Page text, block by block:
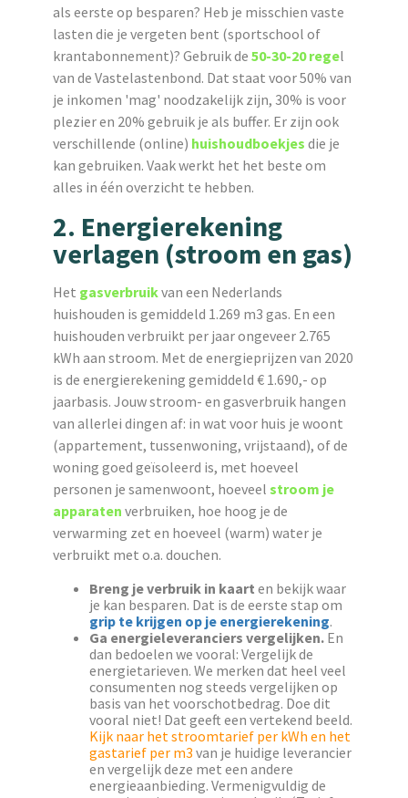
als eerste op besparen? Heb je misschien vaste
lasten die je vergeten bent (sportschool of
krantabonnement)? Gebruik de 50-30-20 regel
van de Vastelastenbond. Dat staat voor 50% van
je inkomen 'mag' noodzakelijk zijn, 30% is voor
plezier en 20% gebruik je als buffer. Er zijn ook
verschillende (online) huishoudboekjes die je
kan gebruiken. Vaak werkt het het beste om
alles in één overzicht te hebben.
2. Energierekening
verlagen (stroom en gas)
Het gasverbruikvan een Nederlands
huishouden is gemiddeld 1.269 m3 gas. En een
huishouden verbruikt per jaar ongeveer 2.765
kWh aan stroom. Met de energieprijzen van 2020
is de energierekening gemiddeld € 1.690,- op
jaarbasis. Jouw stroom- en gasverbruik hangen
van allerlei dingen af: in wat voor huis je woont
(appartement, tussenwoning, vrijstaand), of de
woning goed geïsoleerd is, met hoeveel
personen je samenwoont, hoeveel stroom je
apparaten verbruiken, hoe hoog je de
verwarming zet en hoeveel (warm) water je
verbruikt met o.a. douchen.
Breng je verbruik in kaart en bekijk waar
je kan besparen. Dat is de eerste stap om
grip te krijgen op je energierekening.
Ga energieleveranciers vergelijken.En
dan bedoelen we vooral: Vergelijk de
energietarieven. We merken dat heel veel
consumenten nog steeds vergelijken op
basis van het voorschotbedrag. Doe dit
vooral niet! Dat geeft een vertekend beeld.
Kijk naar het stroomtarief per kWh en het
gastarief per m3 van je huidige leverancier
en vergelijk deze met een andere
energieaanbieding. Vermenigvuldig de